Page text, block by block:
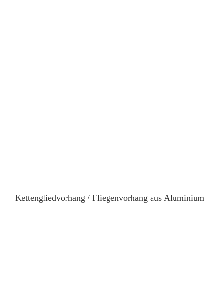
Kettengliedvorhang / Fliegenvorhang aus Aluminium